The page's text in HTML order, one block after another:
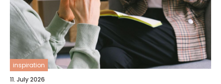
inspiration
11. July 2026